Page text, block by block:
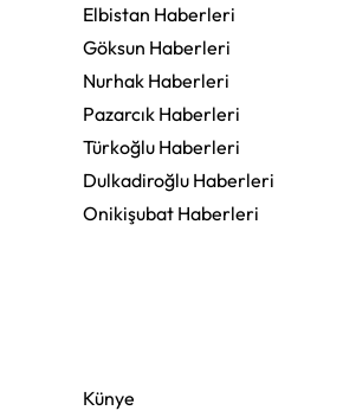
Elbistan Haberleri
Göksun Haberleri
Nurhak Haberleri
Pazarcık Haberleri
Türkoğlu Haberleri
Dulkadiroğlu Haberleri
Onikişubat Haberleri
Künye